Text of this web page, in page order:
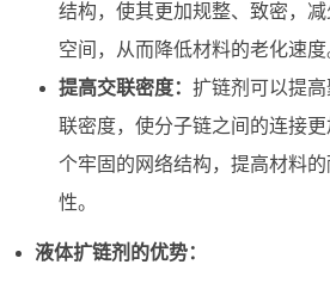
结构，使其更加规整、致密，
空间，从而降低材料的老化速度
提高交联密度： 扩链剂可以提
联密度，使分子链之间的连接
个牢固的网络结构，提高材料
性。
液体扩链剂的优势：